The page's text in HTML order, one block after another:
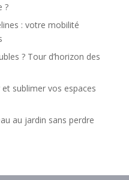
?
: votre mobilité
? Tour d’horizon des
sublimer vos espaces
au jardin sans perdre